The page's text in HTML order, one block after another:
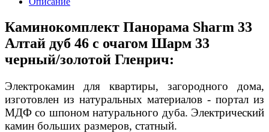
Каминокомплект Панорама Sharm 33
Алтай дуб 46 с очагом Шарм 33
черный/золотой Гленрич:
Электрокамин для квартиры, загородного дома,
изготовлен из натуральных материалов - портал из
МДФ со шпоном натурального дуба. Электрический
камин больших размеров, статный.